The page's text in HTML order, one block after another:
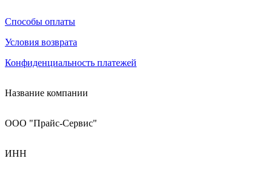
Способы оплаты
Условия возврата
Конфиденциальность платежей
Название компании
ООО "Прайс-Сервис"
ИНН